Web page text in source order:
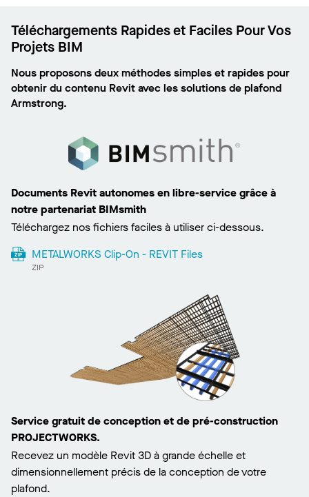
Téléchargements Rapides et Faciles Pour Vos
Projets BIM
Nous proposons deux méthodes simples et rapides pour
obtenir du contenu Revit avec les solutions de plafond
Armstrong.
Documents Revit autonomes en libre-service grâce à
notre partenariat BIMsmith
Téléchargez nos fichiers faciles à utiliser ci-dessous.
METALWORKS Clip-On - REVIT Files
ZIP
Service gratuit de conception et de pré-construction
PROJECTWORKS.
Recevez un modèle Revit 3D à grande échelle et
dimensionnellement précis de la conception de votre
plafond.